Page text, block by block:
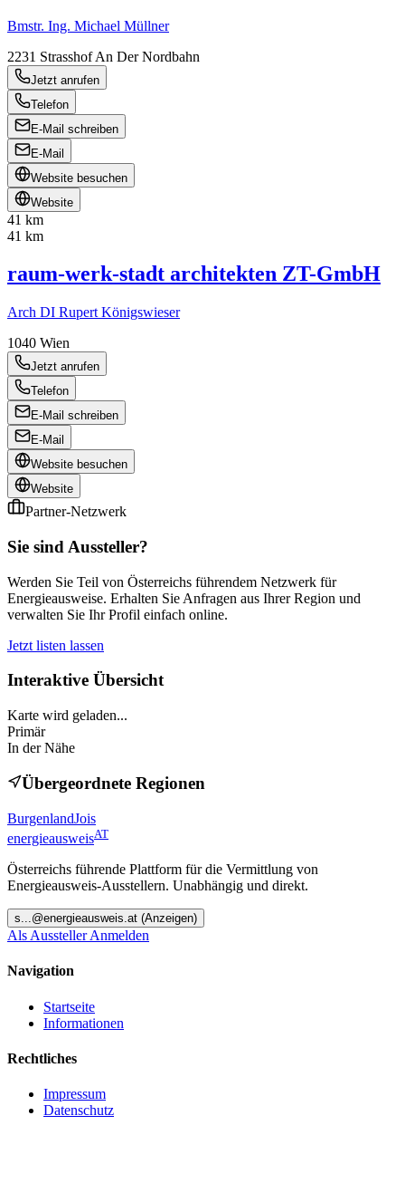
Bmstr. Ing. Michael Müllner
2231 Strasshof An Der Nordbahn
Jetzt anrufen
Telefon
E-Mail schreiben
E-Mail
Website besuchen
Website
41 km
41 km
raum-werk-stadt architekten ZT-GmbH
Arch DI Rupert Königswieser
1040 Wien
Jetzt anrufen
Telefon
E-Mail schreiben
E-Mail
Website besuchen
Website
Partner-Netzwerk
Sie sind Aussteller?
Werden Sie Teil von Österreichs führendem Netzwerk für
Energieausweise. Erhalten Sie Anfragen aus Ihrer Region und
verwalten Sie Ihr Profil einfach online.
Jetzt listen lassen
Interaktive Übersicht
Karte wird geladen...
Primär
In der Nähe
Übergeordnete Regionen
BurgenlandJois
energieausweisAT
Österreichs führende Plattform für die Vermittlung von
Energieausweis-Ausstellern. Unabhängig und direkt.
s ...@energieausweis.at (Anzeigen)
Als Aussteller Anmelden
Navigation
Startseite
Informationen
Rechtliches
Impressum
Datenschutz